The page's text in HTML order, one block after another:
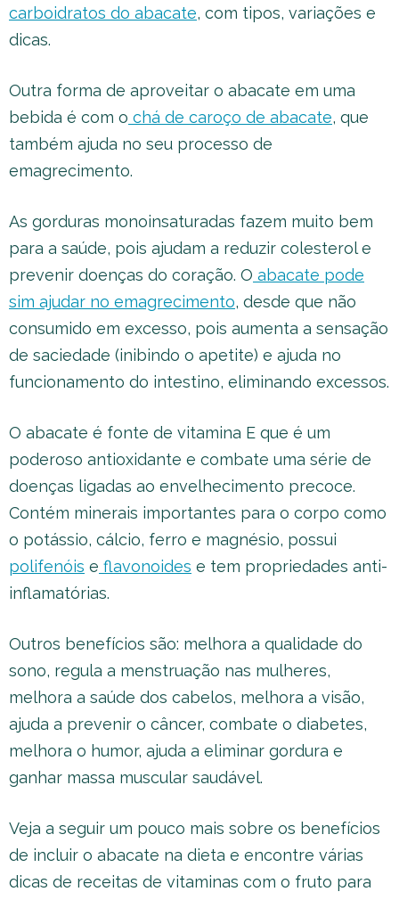
carboidratos do abacate, com tipos, variações e
dicas.
Outra forma de aproveitar o abacate em uma
bebida é com o chá de caroço de abacate, que
também ajuda no seu processo de
emagrecimento.
As gorduras monoinsaturadas fazem muito bem
para a saúde, pois ajudam a reduzir colesterol e
prevenir doenças do coração. O abacate pode
sim ajudar no emagrecimento, desde que não
consumido em excesso, pois aumenta a sensação
de saciedade (inibindo o apetite) e ajuda no
funcionamento do intestino, eliminando excessos.
O abacate é fonte de vitamina E que é um
poderoso antioxidante e combate uma série de
doenças ligadas ao envelhecimento precoce.
Contém minerais importantes para o corpo como
o potássio, cálcio, ferro e magnésio, possui
polifenóis e flavonoides e tem propriedades anti-
inflamatórias.
Outros benefícios são: melhora a qualidade do
sono, regula a menstruação nas mulheres,
melhora a saúde dos cabelos, melhora a visão,
ajuda a prevenir o câncer, combate o diabetes,
melhora o humor, ajuda a eliminar gordura e
ganhar massa muscular saudável.
Veja a seguir um pouco mais sobre os benefícios
de incluir o abacate na dieta e encontre várias
dicas de receitas de vitaminas com o fruto para